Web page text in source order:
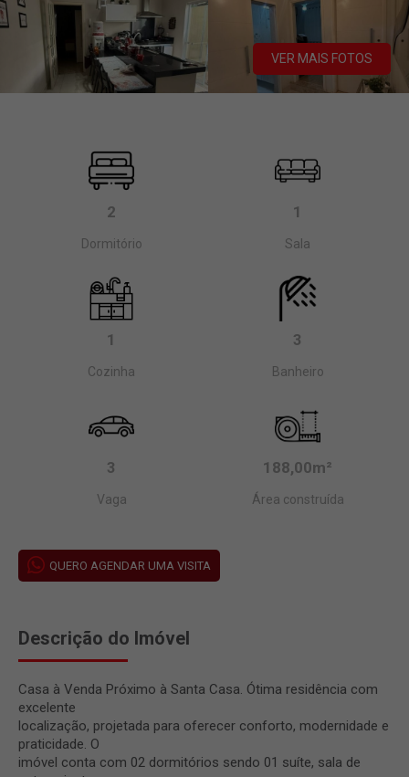
VER MAIS FOTOS
2
Dormitório
1
Sala
1
Cozinha
3
Banheiro
3
Vaga
188,00m²
Área construída
QUERO AGENDAR UMA VISITA
Descrição do Imóvel
Casa à Venda Próximo à Santa Casa. Ótima residência com
excelente
localização, projetada para oferecer conforto, modernidade e
praticidade. O
imóvel conta com 02 dormitórios sendo 01 suíte, sala de